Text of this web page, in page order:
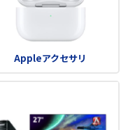
Appleアクセサリ